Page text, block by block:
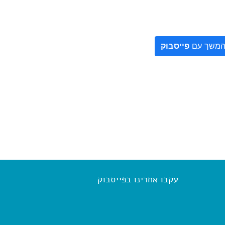
המשך עם פייסבוק
עקבו אחרינו בפייסבוק